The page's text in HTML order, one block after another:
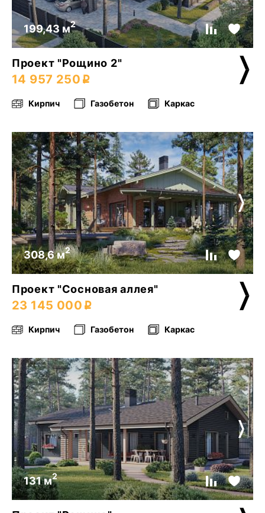
199,43 м2
Проект "Рощино 2"
14 957 250
Кирпич Газобетон Каркас
308,6 м2
Проект "Сосновая аллея"
23 145 000
Кирпич Газобетон Каркас
131 м2